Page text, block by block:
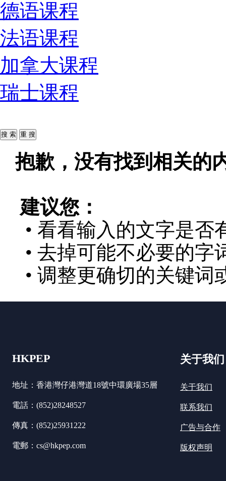
德语课程
法语课程
加拿大课程
瑞士课程
抱歉，没有找到相关的
建议您：
• 看看输入的文字是否
• 去掉可能不必要的字
• 调整更确切的关键词
HKPEP
地址：香港灣仔港灣道18號中環廣場35層
電話：(852)28248527
傳真：(852)25931222
電郵：cs@hkpep.com
关于我们
关于我们
联系我们
广告与合作
版权声明